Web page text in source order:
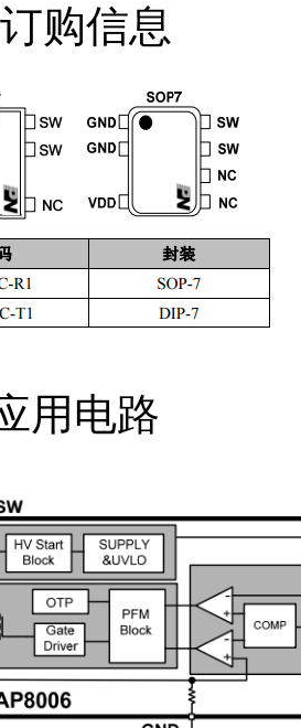
购信息
用电路